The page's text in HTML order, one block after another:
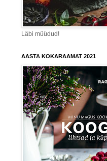
Läbi müüdud!
AASTA KOKARAAMAT 2021